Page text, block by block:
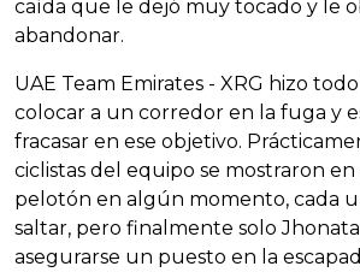
caída que le dejó muy tocado y le
abandonar.
UAE Team Emirates - XRG hizo
colocar a un corredor en la fuga y
fracasar en ese objetivo.
ciclistas del equipo se mostraron en
pelotón en algún momento, cada
saltar, pero finalmente solo
asegurarse un puesto en la